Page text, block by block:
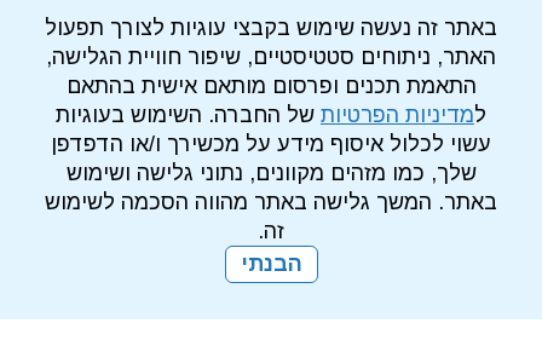
באתר זה נעשה שימוש בקבצי עוגיות לצורך תפעול
האתר, ניתוחים סטטיסטיים, שיפור חוויית הגלישה,
התאמת תכנים ופרסום מותאם אישית בהתאם
למדיניות הפרטיות של החברה. השימוש בעוגיות
עשוי לכלול איסוף מידע על מכשירך ו/או הדפדפן
שלך, כמו מזהים מקוונים, נתוני גלישה ושימוש
באתר. המשך גלישה באתר מהווה הסכמה לשימוש
זה.
הבנתי
עמוד הפייסבוק של התאגיד